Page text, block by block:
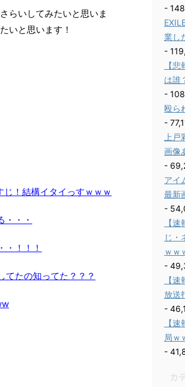
らいしてみたいと思いま
いと思います！
じ！結構イタイっすｗｗｗ
・・・
・！！！
てたの知ってた？？？
-
業し
-
【
は誰
-
殴ら
-
上
画像
-
アイ
最新
-
【
じ・
ｗｗ
-
【
放送
-
【
局ｗ
-